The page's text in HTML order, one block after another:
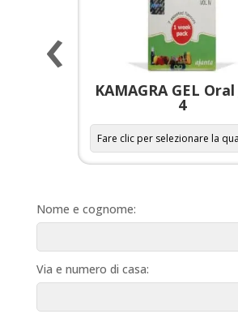
KAMAGRA GEL
4
‹
Nome e cognome:
Via e numero di casa: